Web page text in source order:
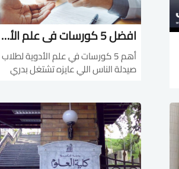
افضل 5 كورسات في علم الأدوية لطلاب صيدلة مقدمة من منصة alison
أهم 5 كورسات في علم الأدوية لطلاب
صيدلة الناس اللي عايزه تشتغل بدري
pharmacy
alison.com/course/
diploma-in-pharmacy-technician2-
كور...